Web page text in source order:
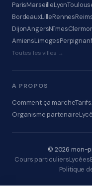
ParisMarseilleLyon
BordeauxLilleRennes
DijonAngersNîmes
AmiensLimogesPerpignan
Toutes les villes →
À PROPOS
Comment ça marcheTarifs
Organisme partenaire
© 2026 mon-
Cours particuliersLycées
Politique